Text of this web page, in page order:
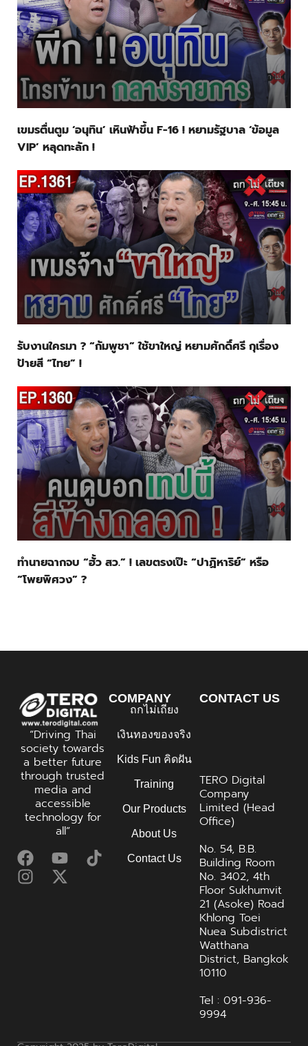
เขมรตื่นตูม ‘อนุทิน’ เหินฟ้าขึ้น F-16 ! หยามรัฐบาล ‘ข้อมูล
VIP’ หลุดทะลัก !
รับงานใครมา ? “กัมพูชา” ใช้ขาใหญ่ หยามศักดิ์ศรี กุเรื่อง
ป้ายสี “ไทย” !
ทำนายฉากจบ “ฮั้ว สว.” ! เลขตรงเป๊ะ “ปาฏิหาริย์” หรือ
“โพยพิศวง” ?
“Driving Thai
society towards
a better future
through trusted
media and
accessible
technology for
all”
COMPANY
ถกไม่เถียง
เงินทองของจริง
Kids Fun คิดฝัน
Training
Our Products
About Us
Contact Us
CONTACT US
TERO Digital
Company
Limited (Head
Office)
No. 54, B.B.
Building Room
No. 3402, 4th
Floor Sukhumvit
21 (Asoke) Road
Khlong Toei
Nuea Subdistrict
Watthana
District, Bangkok
10110
Tel : 091-936-
9994